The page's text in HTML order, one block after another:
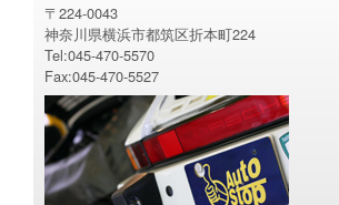
〒224-0043
神奈川県横浜市都筑区折本町224
Tel:045-470-5570
Fax:045-470-5527